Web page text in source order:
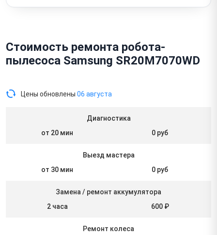
Неисправна плата управления / процессор
Стоимость ремонта робота-
пылесоса Samsung SR20M7070WD
Цены обновлены 06 августа
Диагностика
от 20 мин
0 руб
Выезд мастера
от 30 мин
0 руб
Замена / ремонт аккумулятора
2 часа
600 ₽
Ремонт колеса